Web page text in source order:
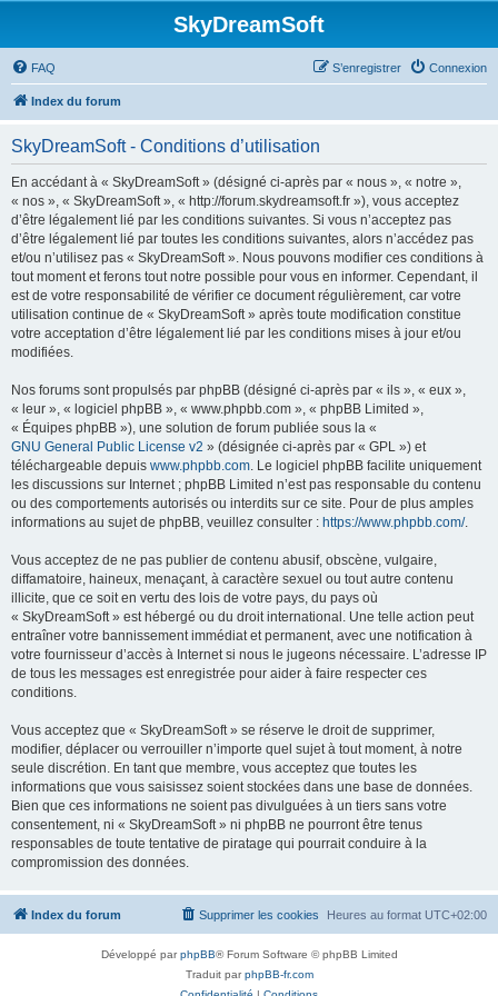
SkyDreamSoft
FAQ Connexion
S’enregistrer
Index du forum
SkyDreamSoft - Conditions d’utilisation
En accédant à « SkyDreamSoft » (désigné ci-après par « nous », « notre »,
« nos », « SkyDreamSoft », « http://forum.skydreamsoft.fr »), vous acceptez
d’être légalement lié par les conditions suivantes. Si vous n’acceptez pas
d’être légalement lié par toutes les conditions suivantes, alors n’accédez pas
et/ou n’utilisez pas « SkyDreamSoft ». Nous pouvons modifier ces conditions à
tout moment et ferons tout notre possible pour vous en informer. Cependant, il
est de votre responsabilité de vérifier ce document régulièrement, car votre
utilisation continue de « SkyDreamSoft » après toute modification constitue
votre acceptation d’être légalement lié par les conditions mises à jour et/ou
modifiées.
Nos forums sont propulsés par phpBB (désigné ci-après par « ils », « eux »,
« leur », « logiciel phpBB », « www.phpbb.com », « phpBB Limited »,
« Équipes phpBB »), une solution de forum publiée sous la «
GNU General Public License v2 » (désignée ci-après par « GPL ») et
téléchargeable depuis www.phpbb.com. Le logiciel phpBB facilite uniquement
les discussions sur Internet ; phpBB Limited n’est pas responsable du contenu
ou des comportements autorisés ou interdits sur ce site. Pour de plus amples
informations au sujet de phpBB, veuillez consulter : https://www.phpbb.com/.
Vous acceptez de ne pas publier de contenu abusif, obscène, vulgaire,
diffamatoire, haineux, menaçant, à caractère sexuel ou tout autre contenu
illicite, que ce soit en vertu des lois de votre pays, du pays où
« SkyDreamSoft » est hébergé ou du droit international. Une telle action peut
entraîner votre bannissement immédiat et permanent, avec une notification à
votre fournisseur d’accès à Internet si nous le jugeons nécessaire. L’adresse IP
de tous les messages est enregistrée pour aider à faire respecter ces
conditions.
Vous acceptez que « SkyDreamSoft » se réserve le droit de supprimer,
modifier, déplacer ou verrouiller n’importe quel sujet à tout moment, à notre
seule discrétion. En tant que membre, vous acceptez que toutes les
informations que vous saisissez soient stockées dans une base de données.
Bien que ces informations ne soient pas divulguées à un tiers sans votre
consentement, ni « SkyDreamSoft » ni phpBB ne pourront être tenus
responsables de toute tentative de piratage qui pourrait conduire à la
compromission des données.
Index du forum Heures au format UTC+02:00
Supprimer les cookies
Développé parphpBB® Forum Software © phpBB Limited
Traduit parphpBB-fr.com